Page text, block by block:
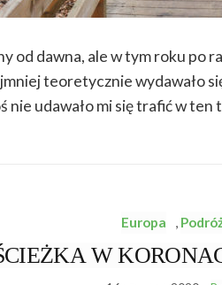
od dawna, ale w tym roku po
teoretycznie wydawało
nie udawało mi się trafić w
Europa ,
W